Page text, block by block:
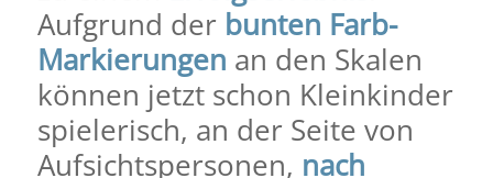
spielerisch, an der Seite von
Aufsichtspersonen,nach
Farben kochen & backen
lernen.